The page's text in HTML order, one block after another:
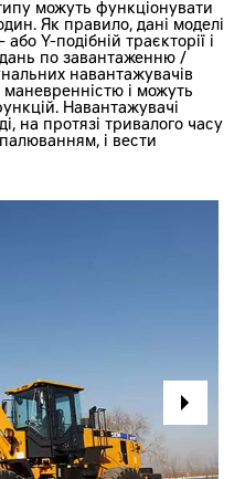
можуть функціонувати
Як правило, дані моделі
Y-подібній траєкторії і
по завантаженню /
навантажувачів
і можуть
Навантажувачі
на протязі тривалого часу
і вести